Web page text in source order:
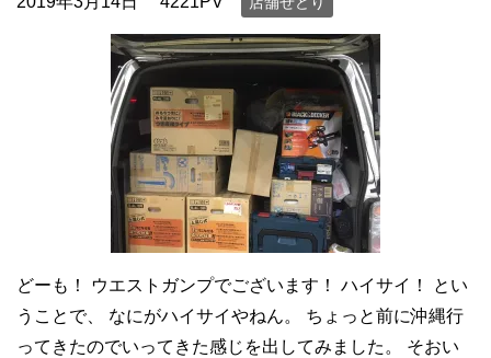
どーも！ ウエストガンプでございます！ ハイサイ！ とい
うことで、 なにがハイサイやねん。 ちょっと前に沖縄行
ってきたのでいってきた感じを出してみました。 そおい